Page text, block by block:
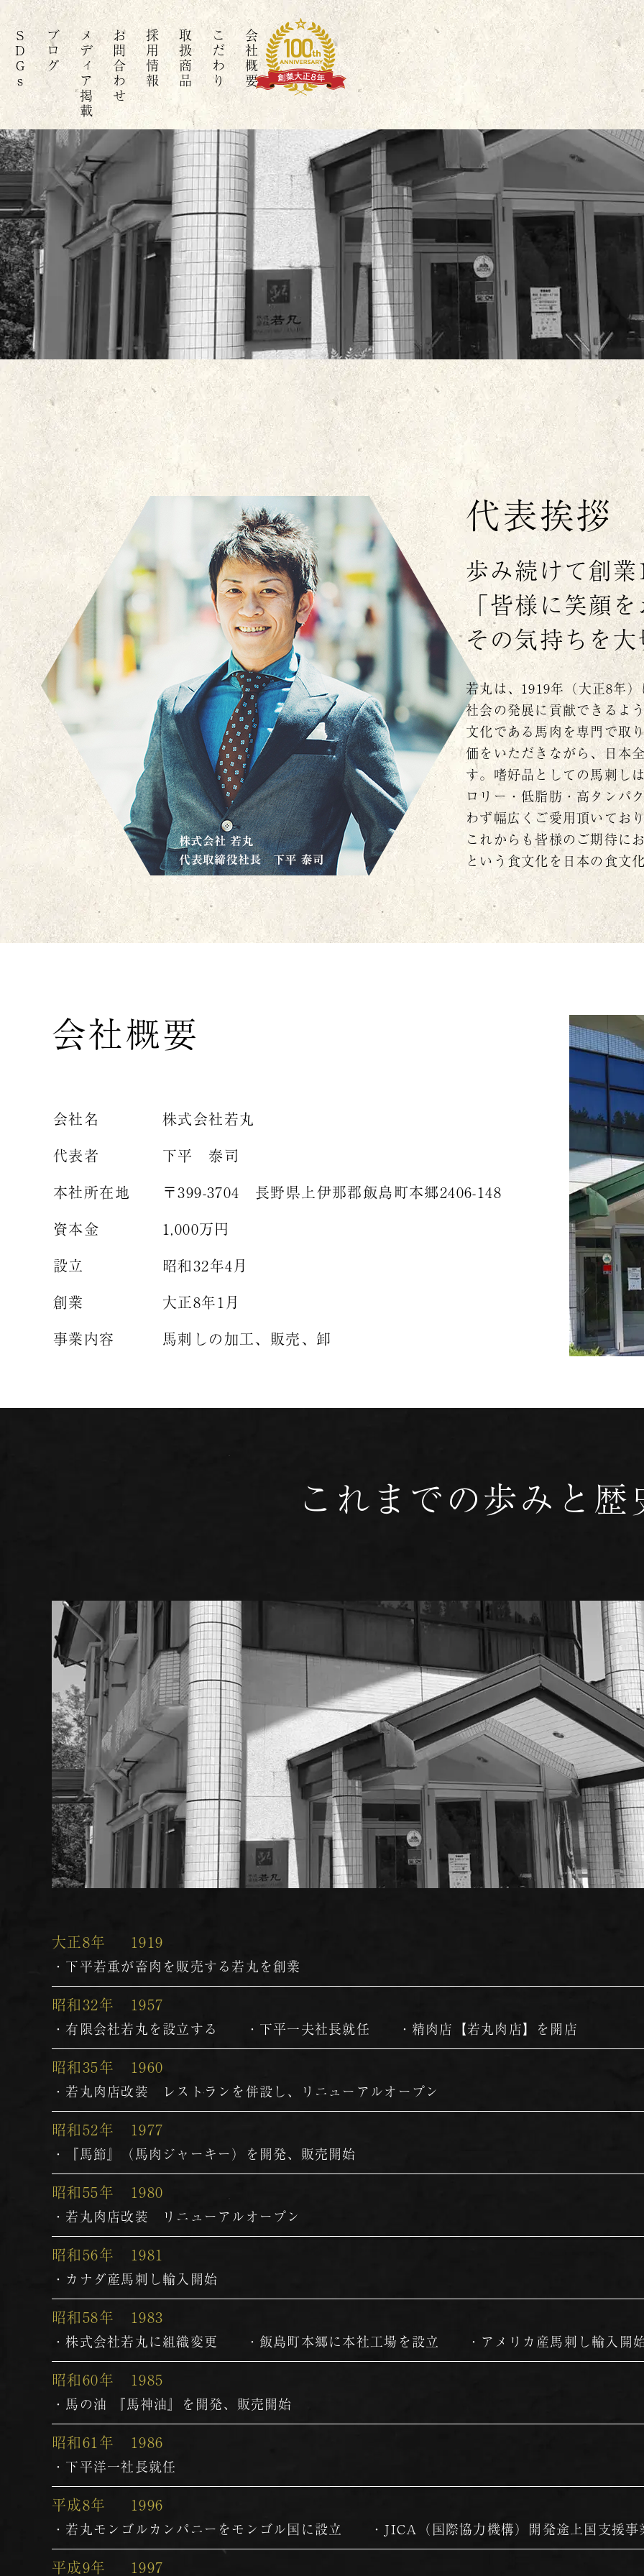
会社概要
こだわり
取扱商品
採用情報
お問合わせ
メディア掲載
ブログ
SDGs
代表挨拶
歩み続けて創
「皆様に笑顔
その気持ちを
若丸は、1919年（大正8年
社会の発展に貢献できるよ
文化である馬肉を専門で取
価をいただきながら、日本
す。嗜好品としての馬刺し
ロリー・低脂肪・高タンパ
わず幅広くご愛用頂いてお
これからも皆様のご期待に
という食文化を日本の食文
会社概要
会社名
株式会社若丸
代表者
下平 泰司
本社所在地
〒399-3704 長野県上伊那郡飯島町本郷2406-148
資本金
1,000万円
設立
昭和32年4月
創業
大正8年1月
事業内容
馬刺しの加工、販売、卸
これまでの歩みと歴
大正8年 1919
・下平若重が畜肉を販売する若丸を創業
昭和32年 1957
・有限会社若丸を設立する ・下平一夫社長就任 ・精肉店【若丸肉店】を開店
昭和35年 1960
・若丸肉店改装 レストランを併設し、リニューアルオープン
昭和52年 1977
・『馬節』（馬肉ジャーキー）を開発、販売開始
昭和55年 1980
・若丸肉店改装 リニューアルオープン
昭和56年 1981
・カナダ産馬刺し輸入開始
昭和58年 1983
・株式会社若丸に組織変更 ・飯島町本郷に本社工場を設立 ・アメリカ産馬刺し輸入開
昭和60年 1985
・馬の油 『馬神油』を開発、販売開始
昭和61年 1986
・下平洋一社長就任
平成8年 1996
・若丸モンゴルカンパニーをモンゴル国に設立 ・JICA（国際協力機構）開発途上国支援事
平成9年 1997